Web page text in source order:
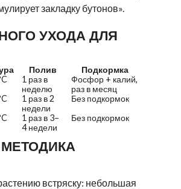
закладку бутонов».
УХОДА ДЛЯ
Полив
Подкормка
1 раз в
неделю
Фосфор + калий,
раз в месяц
1 раз в 2
недели
Без подкормок
1 раз в 3–
4 недели
Без подкормок
встряску: небольшая